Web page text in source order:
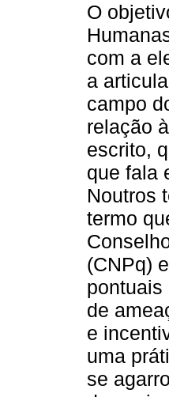
O
com a
a
campo
relação
escrito,
que fala
Noutros
termo
(CNPq)
pontuais
de
e
uma
se